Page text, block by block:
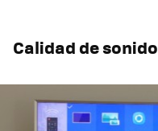
Calidad de sonido